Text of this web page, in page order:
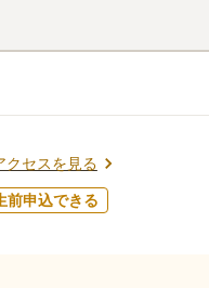
綺麗です。食べ物をおくこと
クセスを見る
前申込できる